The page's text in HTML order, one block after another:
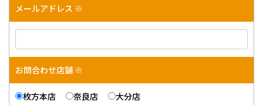
メールアドレス ※
お問合わせ店舗 ※
枚方本店 奈良店 大分店